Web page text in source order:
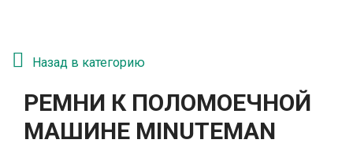
Назад в категорию
РЕМНИ К ПОЛОМОЕЧНОЙ
МАШИНЕ MINUTEMAN